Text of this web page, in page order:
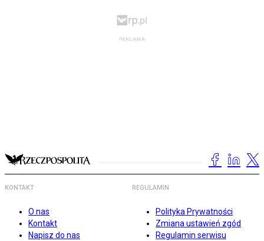
KONTAKT
O nas
Kontakt
Napisz do nas
REGULAMIN
Polityka Prywatności
Zmiana ustawień zgód
Regulamin serwisu